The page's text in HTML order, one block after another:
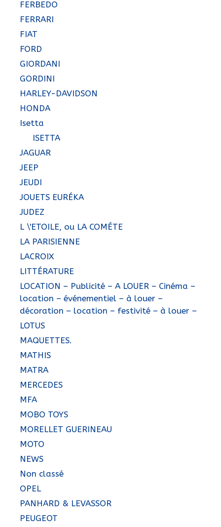
FERBEDO
FERRARI
FIAT
FORD
GIORDANI
GORDINI
HARLEY-DAVIDSON
HONDA
Isetta
ISETTA
JAGUAR
JEEP
JEUDI
JOUETS EURÉKA
JUDEZ
L \'ETOILE, ou LA COMÉTE
LA PARISIENNE
LACROIX
LITTÉRATURE
LOCATION – Publicité – A LOUER – Cinéma –
location – événementiel – à louer –
décoration – location – festivité – à louer –
LOTUS
MAQUETTES.
MATHIS
MATRA
MERCEDES
MFA
MOBO TOYS
MORELLET GUERINEAU
MOTO
NEWS
Non classé
OPEL
PANHARD & LEVASSOR
PEUGEOT